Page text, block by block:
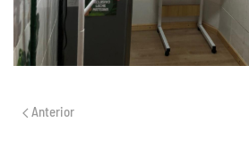
Anterior